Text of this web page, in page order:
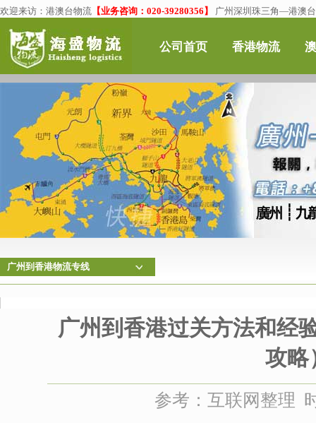
欢迎来访： 港澳台物流 【业务咨询：020-39280356】 广州深圳珠三角—港澳
公司首页 香港物流
广州到香港物流专线
广州到香港过关方法和经
攻略
参考：互联网整理